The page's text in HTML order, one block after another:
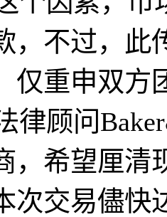
，不过，此
仅重申双方
律顾问
，希望厘清
次交易儘快